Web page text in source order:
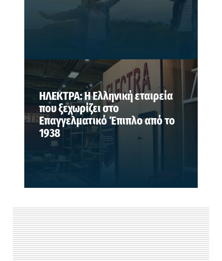
ΗΛΕΚΤΡΑ: Η Ελληνική εταιρεία
που ξεχωρίζει στο
Επαγγελματικό Έπιπλο από το
1938